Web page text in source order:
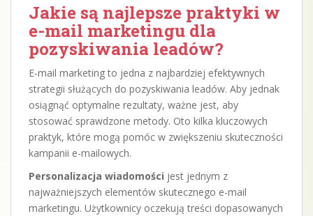
Jakie są najlepsze praktyki w
e-mail marketingu dla
pozyskiwania leadów?
E-mail marketing to jedna z najbardziej efektywnych
strategii służących do pozyskiwania leadów. Aby jednak
osiągnąć optymalne rezultaty, ważne jest, aby
stosować sprawdzone metody. Oto kilka kluczowych
praktyk, które mogą pomóc w zwiększeniu skuteczności
kampanii e-mailowych.
Personalizacja wiadomości jest jednym z
najważniejszych elementów skutecznego e-mail
marketingu. Użytkownicy oczekują treści dopasowanych